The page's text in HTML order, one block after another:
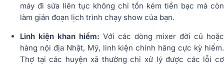
máy đi sửa liên tục không chỉ tốn kém tiền bạc mà còn
làm gián đoạn lịch trình chạy show của bạn.
Linh kiện khan hiếm: Với các dòng mixer đời cũ hoặc
hàng nội địa Nhật, Mỹ, linh kiện chính hãng cực kỳ hiếm.
Thợ tại các huyện xã thường chỉ xử lý được các lỗi cơ